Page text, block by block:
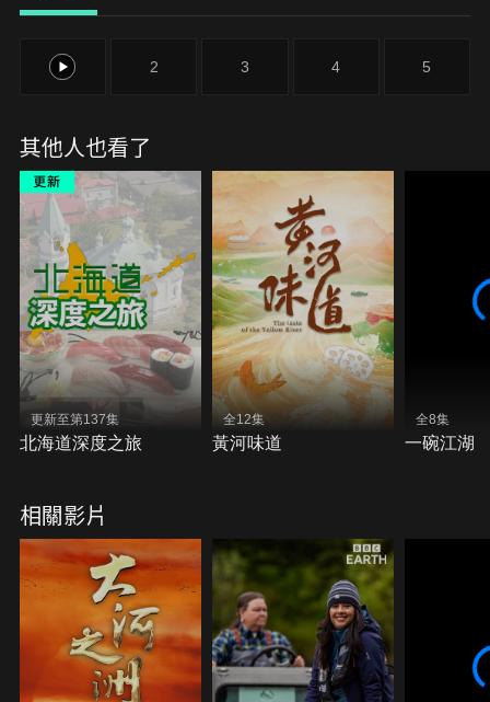
1 2 3 4 5
其他人也看了
更新至第137集
北海道深度之旅
全12集
黃河味道
全8集
一碗江湖
相關影片